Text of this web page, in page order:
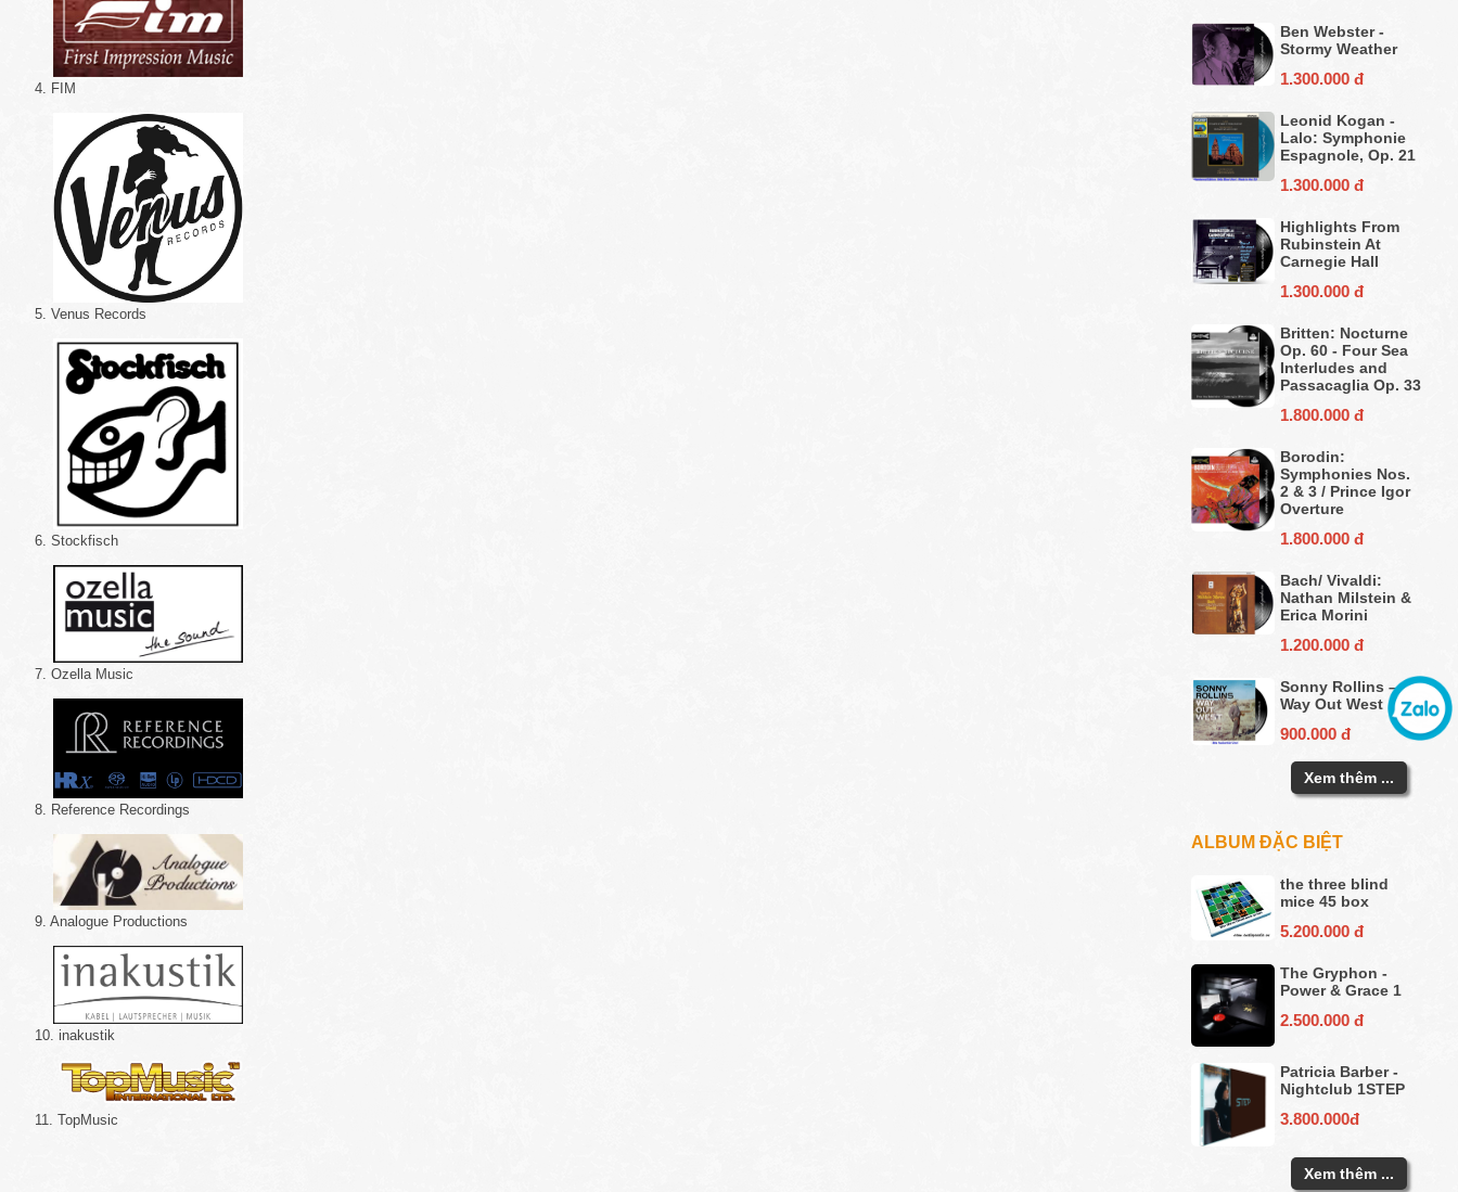
4. FIM
5. Venus Records
6. Stockfisch
7. Ozella Music
8. Reference Recordings
9. Analogue Productions
10. inakustik
11. TopMusic
Ben Webster -
Stormy Weather
1.300.000 đ
Leonid Kogan -
Lalo: Symphonie
Espagnole, Op. 21
1.300.000 đ
Highlights From
Rubinstein At
Carnegie Hall
1.300.000 đ
Britten: Nocturne
Op. 60 - Four Sea
Interludes and
Passacaglia Op. 33
1.800.000 đ
Borodin:
Symphonies Nos.
2 & 3 / Prince Igor
Overture
1.800.000 đ
Bach/ Vivaldi:
Nathan Milstein &
Erica Morini
1.200.000 đ
Sonny Rollins ‎–
Way Out West
900.000 đ
Xem thêm ...
ALBUM ĐẶC BIỆT
the three blind
mice 45 box
5.200.000 đ
The Gryphon -
Power & Grace 1
2.500.000 đ
Patricia Barber -
Nightclub 1STEP
3.800.000đ
Xem thêm ...